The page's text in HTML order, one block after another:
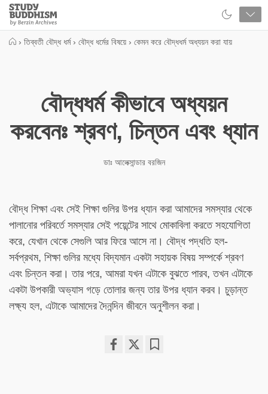
Close
Study
Buddhism
› তিব্বতী বৌদ্ধ ধর্ম › বৌদ্ধ ধর্মের বিষয়ে › কেমন করে বৌদ্ধধর্ম অধ্যয়ন করা যায়
বৌদ্ধধর্ম কীভাবে অধ্যয়ন
করবেনঃ শ্রবণ, চিন্তন এবং ধ্যান
ডাঃ আলেক্সান্ডার বরজিন
বৌদ্ধ শিক্ষা এবং সেই শিক্ষা গুলির উপর ধ্যান করা আমাদের সমস্যার থেকে
পালানোর পরিবর্তে সমস্যার সেই পয়েন্টের সাথে মোকাবিলা করতে সহযোগিতা
করে, যেখান থেকে সেগুলি আর ফিরে আসে না। বৌদ্ধ পদ্ধতি হল-
সর্বপ্রথম, শিক্ষা গুলির মধ্যে বিদ্যমান একটা সহায়ক বিষয় সম্পর্কে শ্রবণ
এবং চিন্তন করা। তার পরে, আমরা যখন এটাকে বুঝতে পারব, তখন এটাকে
একটা উপকারী অভ্যাস গড়ে তোলার জন্য তার উপর ধ্যান করব। চুড়ান্ত
লক্ষ্য হল, এটাকে আমাদের দৈনন্দিন জীবনে অনুশীলন করা।